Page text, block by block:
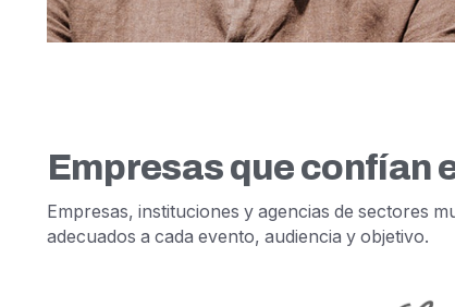
Empresas que confían
Empresas, instituciones y agencias de sectores
adecuados a cada evento, audiencia y objetivo.